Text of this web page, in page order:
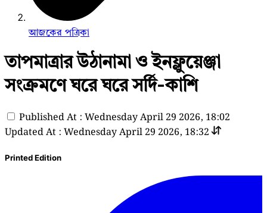
আজকের পত্রিকা
তাপমাত্রার উঠানামা ও ইনফ্লুয়েঞ্জা
সংক্রমণে ঘরে ঘরে সর্দি-কাশি
Published At : Wednesday April 29 2026, 18:02
Updated At : Wednesday April 29 2026, 18:32
Printed Edition